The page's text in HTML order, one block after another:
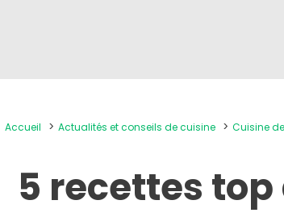
Accueil Actualités et conseils de cuisine Cuisine
5 recettes